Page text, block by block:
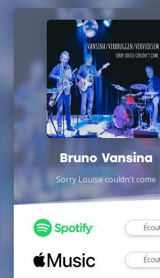
Bruno Vansina
Sorry Louise couldn't come